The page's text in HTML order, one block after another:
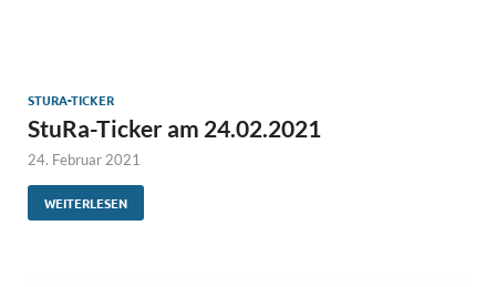
STURA-TICKER
StuRa-Ticker am 24.02.2021
24. Februar 2021
WEITERLESEN